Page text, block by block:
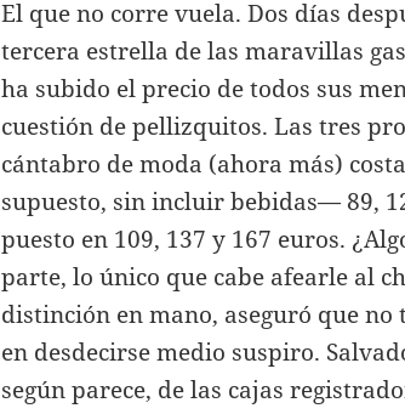
El que no corre vuela. Dos días
tercera estrella de las maravillas
ha subido el precio de todos sus
cuestión de pellizquitos. Las tres
cántabro de moda (ahora más)
supuesto, sin incluir bebidas— 89,
puesto en 109, 137 y 167 euros.
parte, lo único que cabe afearle al
distinción en mano, aseguró que
en desdecirse medio suspiro.
según parece, de las cajas